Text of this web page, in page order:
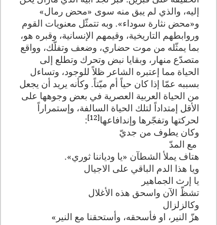
إليه، والذي لم يبق منه سوى «محض رمال»
و«محض نثارة سوداء». وبه تتمثّل معنويات القوم
وروابطهم التاريخية، وقيمهم الإنسانية، وقبره هو،
بما يمثّله من موت حضاري، وضعف وتفلّك، وواقع
متصدّع منهار، وبقايا نبض وتحرك وتطلع إلى
الحياة مما إعتبره الشاعر ظلاً للوجود، وتساءل
بسببه عمّا إذا كان حياً أم ميّتاً. وكأنه يريد أن يجعل
من الحياة العربية العصرية في بعض وجوهها على
الأقل إمتداداً لتلك الحياة السالفة، وإستمراراً
لحركتها وتفجّرها وإندافاعها[12]
:
وكان يطوف من جديّ
مع المدّ
هتاف يملأ الشطآن «يا ودياننا ثوري».
ويا هذا الدم الباقي على الاجيال
يا إرث الجماهير
تشظّ الآن واسحق هذه الأغلال
وكالزلزال
هزّ النير، او فأسحقه، وأستحقنا مع النير»